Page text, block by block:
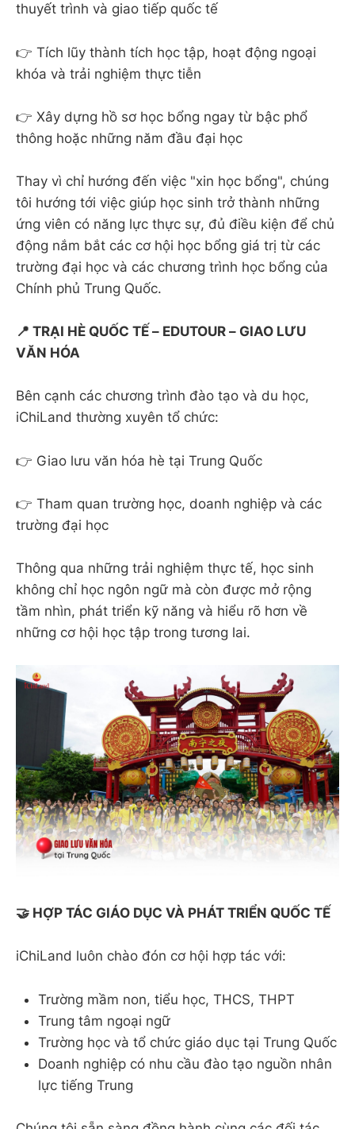
thuyết trình và giao tiếp quốc tế
👉 Tích lũy thành tích học tập, hoạt động ngoại
khóa và trải nghiệm thực tiễn
👉 Xây dựng hồ sơ học bổng ngay từ bậc phổ
thông hoặc những năm đầu đại học
Thay vì chỉ hướng đến việc "xin học bổng", chúng
tôi hướng tới việc giúp học sinh trở thành những
ứng viên có năng lực thực sự, đủ điều kiện để chủ
động nắm bắt các cơ hội học bổng giá trị từ các
trường đại học và các chương trình học bổng của
Chính phủ Trung Quốc.
📍 TRẠI HÈ QUỐC TẾ – EDUTOUR – GIAO LƯU
VĂN HÓA
Bên cạnh các chương trình đào tạo và du học,
iChiLand thường xuyên tổ chức:
👉 Giao lưu văn hóa hè tại Trung Quốc
👉 Tham quan trường học, doanh nghiệp và các
trường đại học
Thông qua những trải nghiệm thực tế, học sinh
không chỉ học ngôn ngữ mà còn được mở rộng
tầm nhìn, phát triển kỹ năng và hiểu rõ hơn về
những cơ hội học tập trong tương lai.
🤝 HỢP TÁC GIÁO DỤC VÀ PHÁT TRIỂN QUỐC TẾ
iChiLand luôn chào đón cơ hội hợp tác với:
Trường mầm non, tiểu học, THCS, THPT
Trung tâm ngoại ngữ
Trường học và tổ chức giáo dục tại Trung Quốc
Doanh nghiệp có nhu cầu đào tạo nguồn nhân
lực tiếng Trung